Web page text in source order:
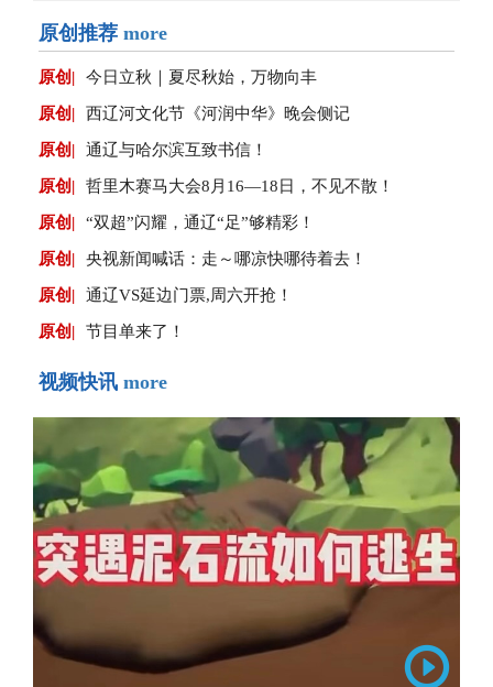
原创推荐 more
原创| 今日立秋｜夏尽秋始，万物向丰
原创| 西辽河文化节《河润中华》晚会侧记
原创| 通辽与哈尔滨互致书信！
原创| 哲里木赛马大会8月16—18日，不见不散！
原创| “双超”闪耀，通辽“足”够精彩！
原创| 央视新闻喊话：走～哪凉快哪待着去！
原创| 通辽VS延边门票,周六开抢！
原创| 节目单来了！
视频快讯 more